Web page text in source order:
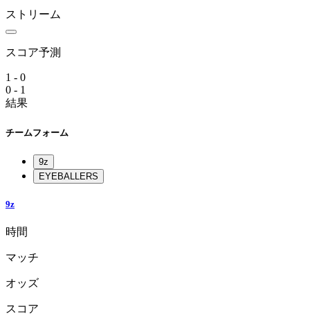
ストリーム
スコア予測
1 - 0
0 - 1
結果
チームフォーム
9z
EYEBALLERS
9z
時間
マッチ
オッズ
スコア